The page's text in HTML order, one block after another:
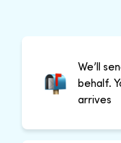
We’ll
behalf.
arrives